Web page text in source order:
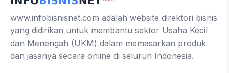
www.infobisnisnet.com adalah website direktori bisnis
yang didirikan untuk membantu sektor Usaha Kecil
dan Menengah (UKM) dalam memasarkan produk
dan jasanya secara online di seluruh Indonesia.